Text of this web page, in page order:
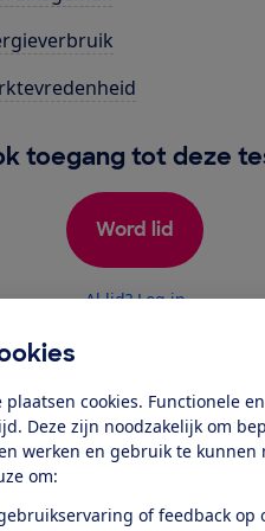
plaatsen cookies. Functionele
Deze zijn noodzakelijk om
werken en gebruik te kunnen
om:
of feedback op
toegang tot deze
Word lid
Al lid? Log in
dit product
door de Consumentenbond